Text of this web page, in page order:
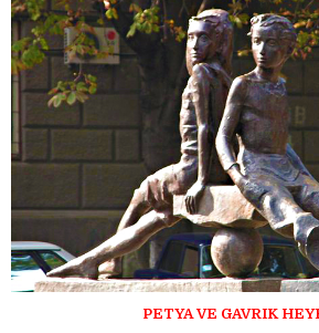
PETYA VE GAVRIK